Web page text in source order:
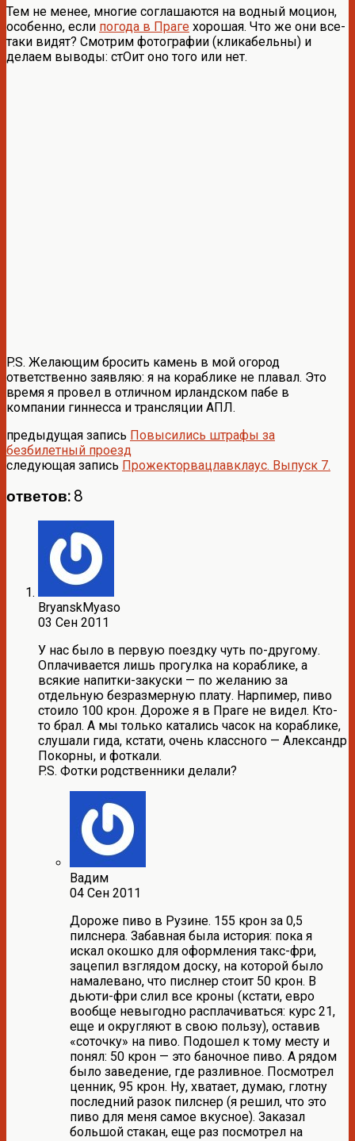
Тем не менее, многие соглашаются на водный моцион,
особенно, если погода в Праге хорошая. Что же они все-
таки видят? Смотрим фотографии (кликабельны) и
делаем выводы: стОит оно того или нет.
P.S. Желающим бросить камень в мой огород
ответственно заявляю: я на кораблике не плавал. Это
время я провел в отличном ирландском пабе в
компании гиннесса и трансляции АПЛ.
предыдущая запись Повысились штрафы за
безбилетный проезд
следующая запись Прожекторвацлавклаус. Выпуск 7.
ответов: 8
BryanskMyaso
03 Сен 2011
У нас было в первую поездку чуть по-другому.
Оплачивается лишь прогулка на кораблике, а
всякие напитки-закуски — по желанию за
отдельную безразмерную плату. Нарпимер, пиво
стоило 100 крон. Дороже я в Праге не видел. Кто-
то брал. А мы только катались часок на кораблике,
слушали гида, кстати, очень классного — Александр
Покорны, и фоткали.
P.S. Фотки родственники делали?
Вадим
04 Сен 2011
Дороже пиво в Рузине. 155 крон за 0,5
пилснера. Забавная была история: пока я
искал окошко для оформления такс-фри,
зацепил взглядом доску, на которой было
намалевано, что пислнер стоит 50 крон. В
дьюти-фри слил все кроны (кстати, евро
вообще невыгодно расплачиваться: курс 21,
еще и округляют в свою пользу), оставив
«соточку» на пиво. Подошел к тому месту и
понял: 50 крон — это баночное пиво. А рядом
было заведение, где разливное. Посмотрел
ценник, 95 крон. Ну, хватает, думаю, глотну
последний разок пилснер (я решил, что это
пиво для меня самое вкусное). Заказал
большой стакан, еще раз посмотрел на